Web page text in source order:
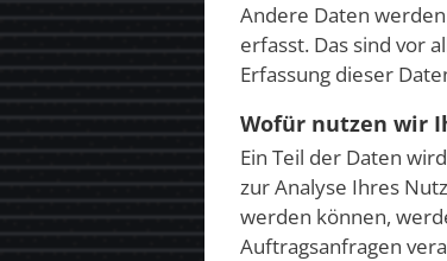
Andere Daten
erfasst. Das sind vor
Erfassung dieser
Wofür nutzen wir
Ein Teil der Daten
zur Analyse Ihres
werden können,
Auftragsanfragen